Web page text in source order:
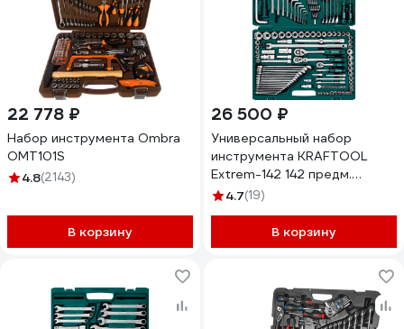
22 778 ₽
Набор инструмента Ombra
OMT101S
4.8(2143)
В корзину
26 500 ₽
Универсальный набор
инструмента KRAFTOOL
Extrem-142 142 предм.
(1/2"+3/8"+1/4") 27889-H142
4.7(19)
В корзину